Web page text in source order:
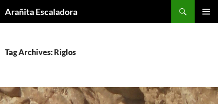
toArañita Escaladora
Tag Archives: Riglos